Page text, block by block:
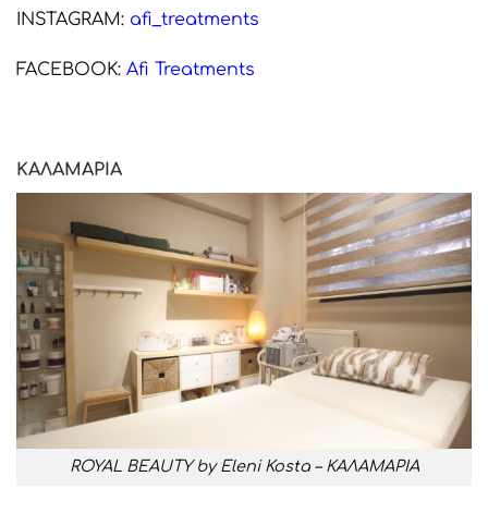
INSTAGRAM: afi_treatments
FACEBOOK: Afi Treatments
ΚΑΛΑΜΑΡΙΑ
ROYAL BEAUTY by Eleni Kosta – ΚΑΛΑΜΑΡΙΑ